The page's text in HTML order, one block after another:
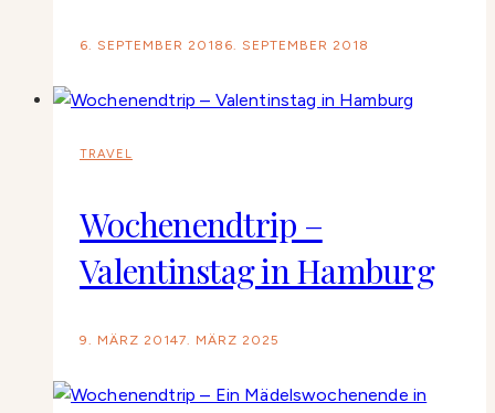
6. SEPTEMBER 2018 6. SEPTEMBER 2018
TRAVEL
Wochenendtrip –
Valentinstag in Hamburg
9. MÄRZ 20147. MÄRZ 2025